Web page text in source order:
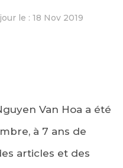
le : 18 Nov 2019
FACEBOOK
SUR
Van Hoa a été
à 7 ans de
articles et des